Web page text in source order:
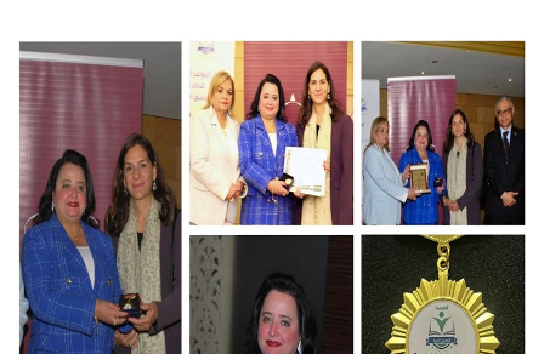
الأنظمة الذكية
الإعلام
تواصل معنا
الطلاب
هيئة التدريس